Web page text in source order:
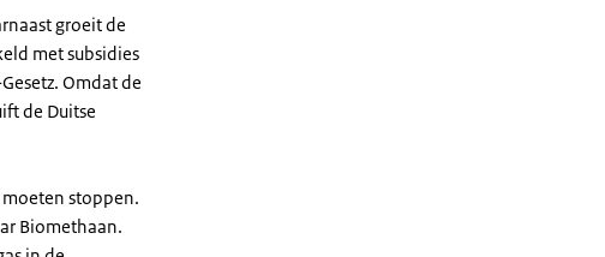
groeit de
met subsidies
Omdat de
de Duitse
stoppen.
Biomethaan.